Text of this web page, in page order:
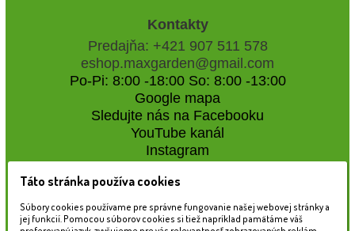
Kontakty
Predajňa: +421 907 511 578
eshop.maxgarden@gmail.com
Po-Pi: 8:00 -18:00 So: 8:00 -13:00
Google mapa
Sledujte nás na Facebooku
YouTube kanál
Instagram
Naše záhradné centrum
Táto stránka používa cookies
Súbory cookies používame pre správne fungovanie našej webovej stránky a
jej funkcií. Pomocou súborov cookies si tiež napríklad pamätáme váš